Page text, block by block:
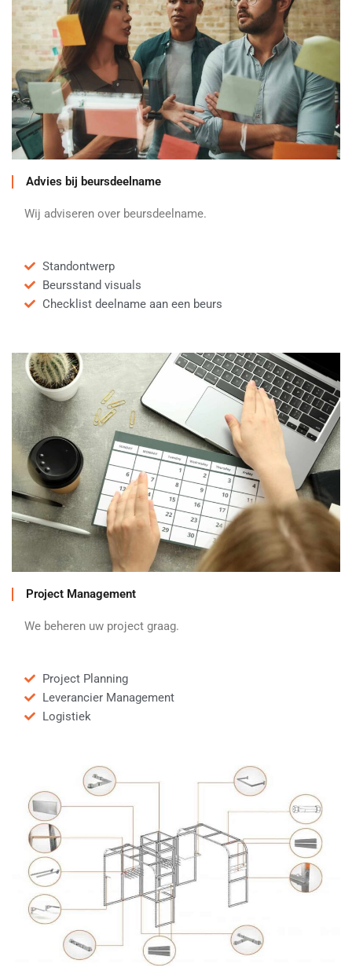
Advies bij beursdeelname
Wij adviseren over beursdeelname.
Standontwerp
Beursstand visuals
Checklist deelname aan een beurs
Project Management
We beheren uw project graag.
Project Planning
Leverancier Management
Logistiek